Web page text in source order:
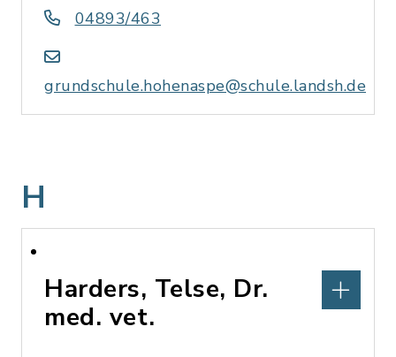
04893/463
grundschule.hohenaspe@schule.landsh.de
H
Harders, Telse, Dr.
med. vet.